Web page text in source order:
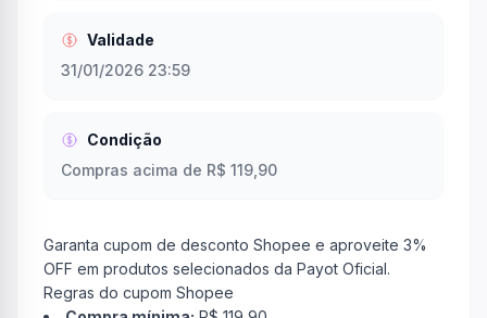
Validade
31/01/2026 23:59
Condição
Compras acima de R$ 119,90
Garanta cupom de desconto Shopee e aproveite 3%
OFF em produtos selecionados da Payot Oficial.
Regras do cupom Shopee